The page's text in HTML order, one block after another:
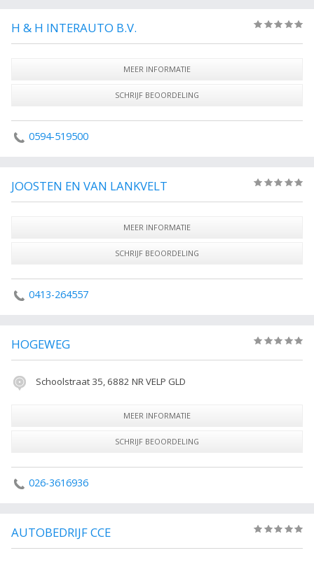
H & H INTERAUTO B.V.
MEER INFORMATIE
SCHRIJF BEOORDELING
0594-519500
JOOSTEN EN VAN LANKVELT
MEER INFORMATIE
SCHRIJF BEOORDELING
0413-264557
HOGEWEG
Schoolstraat 35, 6882 NR VELP GLD
MEER INFORMATIE
SCHRIJF BEOORDELING
026-3616936
AUTOBEDRIJF CCE